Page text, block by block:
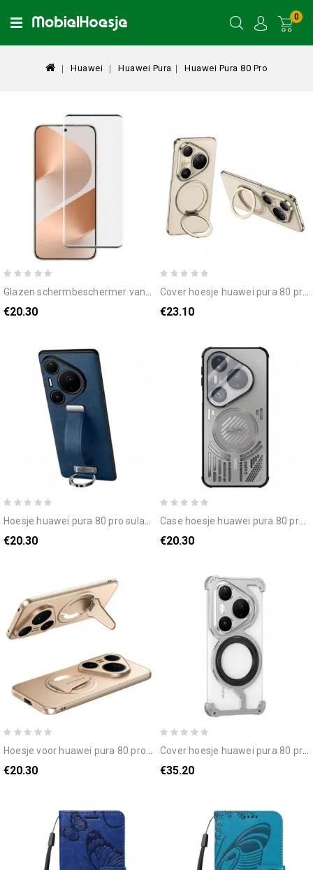
0
Huawei Huawei Pura Huawei Pura 80 Pro
glazen schermbeschermer van gehard glas voor huawei pura 80 pro / pura 80 ultra imak
€20.30
cover hoesje huawei pura 80 pro telefoonhoesje gkk magnetisch
€23.10
hoesje huawei pura 80 pro sulada fashion serie
€20.30
case hoesje huawei pura 80 pro telefoonhoesje abeel techno design
€20.30
hoesje voor huawei pura 80 pro magsafe met geïntegreerde standaard
€20.30
cover hoesje huawei pura 80 pro telefoonhoesje magsafe met draaibare standaard en warmteafvoer
€35.20